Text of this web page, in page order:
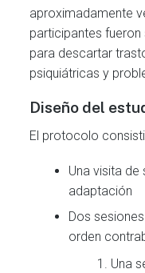
aproximadamente
participantes
para descartar
psiquiátricas y
Diseño del
El protocolo
Una visita
adaptación
Dos
orden
Una